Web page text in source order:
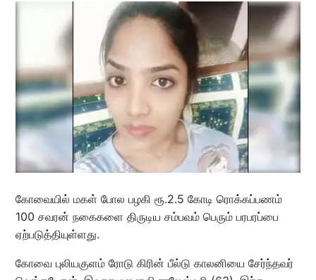
கோவையில் மகள் போல பழகி ரூ.2.5 கோடி ரொக்கப்பணம்
100 சவரன் நகைகளை திருடிய சம்பவம் பெரும் பரபரப்பை
ஏற்படுத்தியுள்ளது.
கோவை புலியகுளம் ரோடு கிரின் பீல்டு காலனியை சேர்ந்தவர்